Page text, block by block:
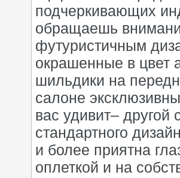
подчеркивающих
обращаешь
футуристичным
окрашенные в цвет
шильдики на
салоне
вас удивит– другой
стандартного
и более приятна
оплеткой и на